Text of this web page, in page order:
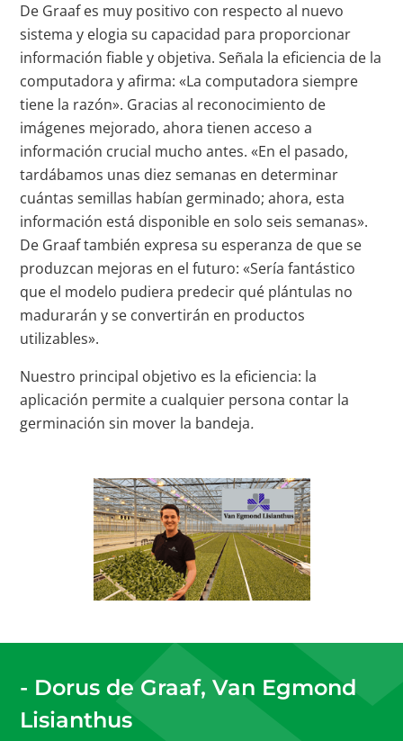
De Graaf es muy positivo con respecto al nuevo
sistema y elogia su capacidad para proporcionar
información fiable y objetiva. Señala la eficiencia de la
computadora y afirma: «La computadora siempre
tiene la razón». Gracias al reconocimiento de
imágenes mejorado, ahora tienen acceso a
información crucial mucho antes. «En el pasado,
tardábamos unas diez semanas en determinar
cuántas semillas habían germinado; ahora, esta
información está disponible en solo seis semanas».
De Graaf también expresa su esperanza de que se
produzcan mejoras en el futuro: «Sería fantástico
que el modelo pudiera predecir qué plántulas no
madurarán y se convertirán en productos
utilizables».
Nuestro principal objetivo es la eficiencia: la
aplicación permite a cualquier persona contar la
germinación sin mover la bandeja.
- Dorus de Graaf, Van Egmond
Lisianthus